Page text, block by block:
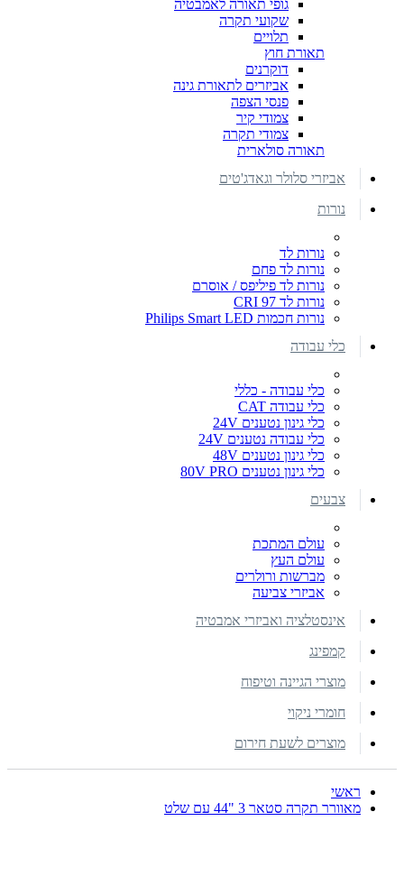
גופי תאורה לאמבטיה
שקועי תקרה
תלויים
תאורת חוץ
דוקרנים
אביזרים לתאורת גינה
פנסי הצפה
צמודי קיר
צמודי תקרה
תאורה סולארית
אביזרי סלולר וגאדג'טים
נורות
נורות לד
נורות לד פחם
נורות לד פיליפס / אוסרם
נורות לד CRI 97
נורות חכמות Philips Smart LED
כלי עבודה
כלי עבודה - כללי
כלי עבודה CAT
כלי גינון נטענים 24V
כלי עבודה נטענים 24V
כלי גינון נטענים 48V
כלי גינון נטענים 80V PRO
צבעים
עולם המתכת
עולם העץ
מברשות ורולרים
אביזרי צביעה
אינסטלציה ואביזרי אמבטיה
קמפינג
מוצרי הגיינה וטיפוח
חומרי ניקוי
מוצרים לשעת חירום
ראשי
מאוורר תקרה סטאר 3 "44 עם שלט